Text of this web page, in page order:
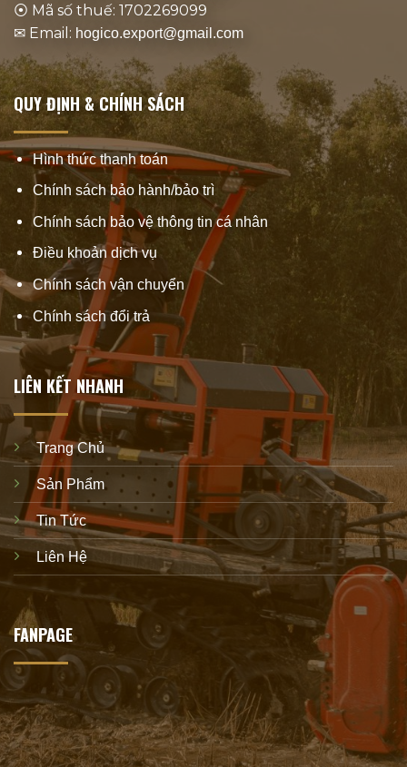
⦿ Mã số thuế: 1702269099
✉ Email: hogico.export@gmail.com
QUY ĐỊNH & CHÍNH SÁCH
Hình thức thanh toán
Chính sách bảo hành/bảo trì
Chính sách bảo vệ thông tin cá nhân
Điều khoản dịch vụ
Chính sách vận chuyển
Chính sách đổi trả
LIÊN KẾT NHANH
Trang Chủ
Sản Phẩm
Tin Tức
Liên Hệ
FANPAGE